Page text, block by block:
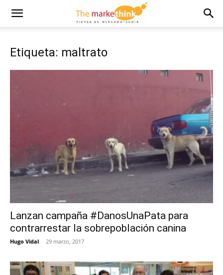
Etiqueta: maltrato
Lanzan campaña #DanosUnaPata para
contrarrestar la sobrepoblación canina
Hugo Vidal - 29 marzo, 2017